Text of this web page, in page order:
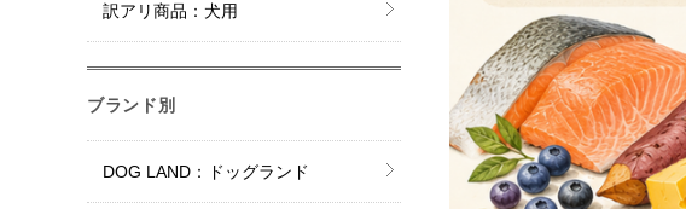
訳アリ商品：犬用
ブランド別
DOG LAND：ドッグランド